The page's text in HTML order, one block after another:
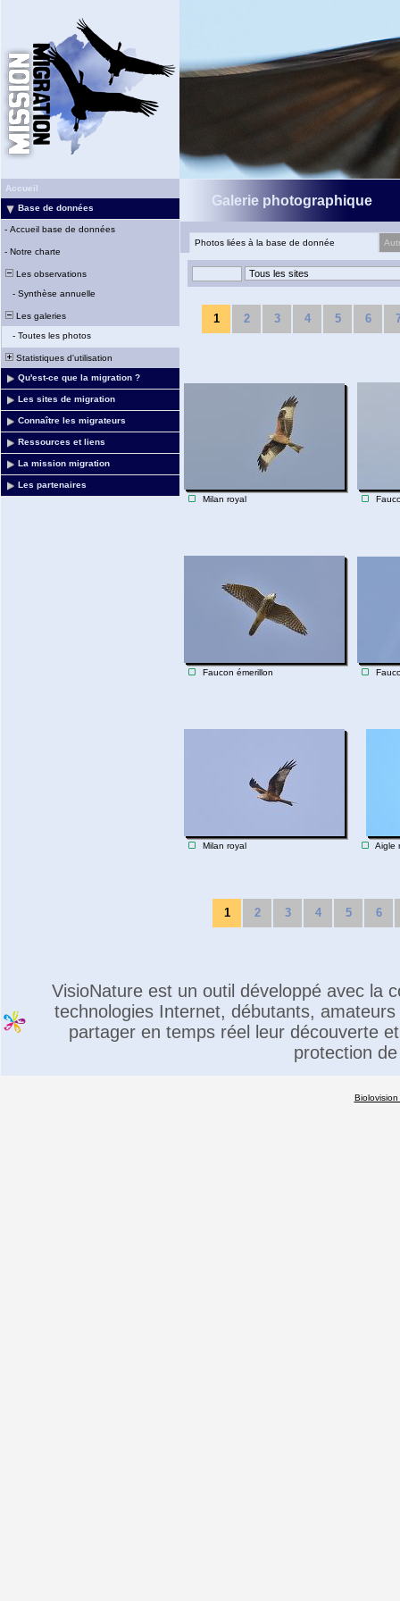
Accueil
Base de données
- Accueil base de données
- Notre charte
Les observations
- Synthèse annuelle
Les galeries
- Toutes les photos
Statistiques d'utilisation
Qu'est-ce que la migration ?
Les sites de migration
Connaître les migrateurs
Ressources et liens
La mission migration
Les partenaires
Galerie photographique
Photos liées à la base de donnée
1 2 3 4 5 6
Milan royal
Faucon émerillon
Milan royal Aigle
1 2 3 4 5 6
VisioNature est un outil développé avec la
technologies Internet, débutants,
partager en temps réel leur découverte
protection
Biolovision